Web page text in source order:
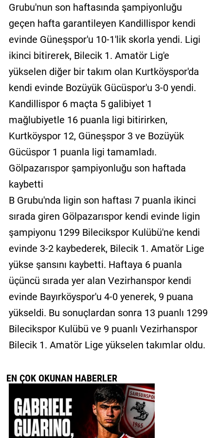
Grubu'nun son haftasında şampiyonluğu
geçen hafta garantileyen Kandillispor kendi
evinde Güneşspor'u 10-1'lik skorla yendi. Ligi
ikinci bitirerek, Bilecik 1. Amatör Lig'e
yükselen diğer bir takım olan Kurtköyspor'da
kendi evinde Bozüyük Gücüspor'u 3-0 yendi.
Kandillispor 6 maçta 5 galibiyet 1
mağlubiyetle 16 puanla ligi bitirirken,
Kurtköyspor 12, Güneşspor 3 ve Bozüyük
Gücüspor 1 puanla ligi tamamladı.
Gölpazarıspor şampiyonluğu son haftada
kaybetti
B Grubu'nda ligin son haftası 7 puanla ikinci
sırada giren Gölpazarıspor kendi evinde ligin
şampiyonu 1299 Bilecikspor Kulübü'ne kendi
evinde 3-2 kaybederek, Bilecik 1. Amatör Lige
yükse şansını kaybetti. Haftaya 6 puanla
üçüncü sırada yer alan Vezirhanspor kendi
evinde Bayırköyspor'u 4-0 yenerek, 9 puana
yükseldi. Bu sonuçlardan sonra 13 puanlı 1299
Bilecikspor Kulübü ve 9 puanlı Vezirhanspor
Bilecik 1. Amatör Lige yükselen takımlar oldu.
EN ÇOK OKUNAN HABERLER